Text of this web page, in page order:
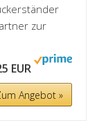
zur
EUR
Angebot »